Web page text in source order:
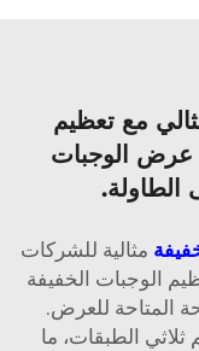
مع تعظيم
الوجبات
الطاولة.
مثالية للشركات
الوجبات الخفيفة
للعرض.
بتصميم ثلاثي الطبقات، ما